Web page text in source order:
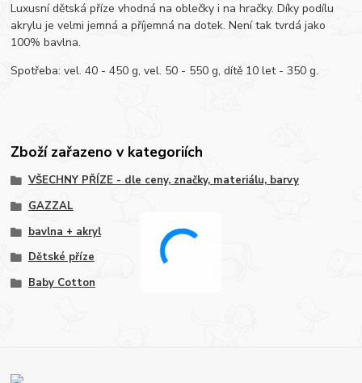
Luxusní dětská příze vhodná na oblečky i na hračky. Díky podílu
akrylu je velmi jemná a příjemná na dotek. Není tak tvrdá jako
100% bavlna.
Spotřeba: vel. 40 - 450 g, vel. 50 - 550 g, dítě 10 let - 350 g.
Zboží zařazeno v kategoriích
VŠECHNY PŘÍZE - dle ceny, značky, materiálu, barvy
GAZZAL
bavlna + akryl
Dětské příze
Baby Cotton